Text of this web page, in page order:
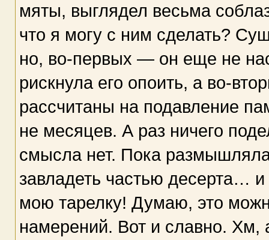
мяты, выглядел весьма
что я могу с ним сделать?
но, во-первых — он еще не
рискнула его опоить, а во-
рассчитаны на подавление
не месяцев. А раз ничего
смысла нет. Пока
завладеть частью десерта…
мою тарелку! Думаю, это
намерений. Вот и славно. Хм,